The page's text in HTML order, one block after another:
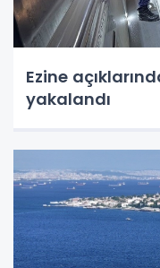
Ezine
yakalandı